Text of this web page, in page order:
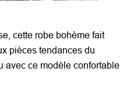
cette robe bohème fait
pièces tendances du
avec ce modèle confortable